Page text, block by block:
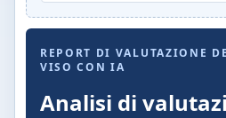
REPORT DI VALUTAZIONE
VISO CON IA
Analisi di